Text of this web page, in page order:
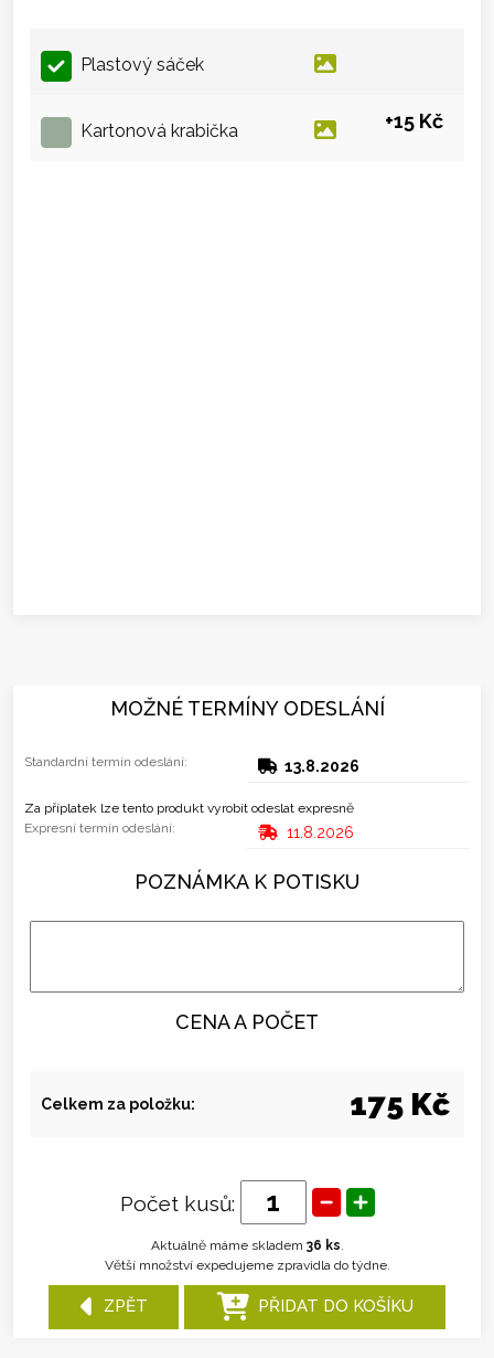
Plastový sáček
Kartonová krabička +15 Kč
MOŽNÉ TERMÍNY ODESLÁNÍ
Standardní termín odeslání: 13.8.2026
Za příplatek lze tento produkt vyrobit odeslat expresně
Expresní termín odeslání:
11.8.2026
POZNÁMKA K POTISKU
CENA A POČET
Celkem za položku: 175 Kč
Počet kusů:
Aktuálně máme skladem 36 ks
Větší množství expedujeme zpravidla do týdne.
ZPĚT PŘIDAT DO KOŠÍKU